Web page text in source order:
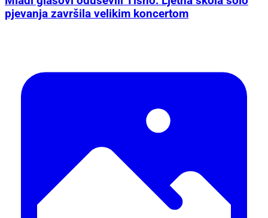
pjevanja završila velikim koncertom